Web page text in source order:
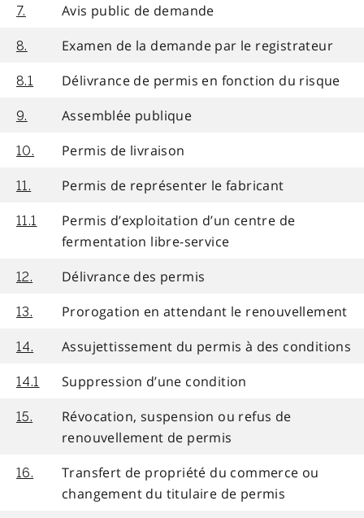
7. Avis public de demande
8. Examen de la demande par le registrateur
8.1 Délivrance de permis en fonction du risque
9. Assemblée publique
10. Permis de livraison
11. Permis de représenter le fabricant
11.1
Permis d’exploitation d’un centre de
fermentation libre-service
12. Délivrance des permis
13. Prorogation en attendant le renouvellement
14. Assujettissement du permis à des conditions
14.1 Suppression d’une condition
15.
Révocation, suspension ou refus de
renouvellement de permis
16.
Transfert de propriété du commerce ou
changement du titulaire de permis